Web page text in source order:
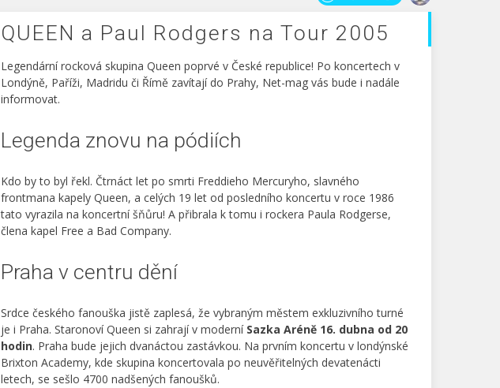
QUEEN a Paul Rodgers na Tour 2005
Legendární rocková skupina Queen poprvé v České republice! Po koncertech v
Londýně, Paříži, Madridu či Římě zavítají do Prahy, Net-mag vás bude i nadále
informovat.
Legenda znovu na pódiích
Kdo by to byl řekl. Čtrnáct let po smrti Freddieho Mercuryho, slavného
frontmana kapely Queen, a celých 19 let od posledního koncertu v roce 1986
tato vyrazila na koncertní šňůru! A přibrala k tomu i rockera Paula Rodgerse,
člena kapel Free a Bad Company.
Praha v centru dění
Srdce českého fanouška jistě zaplesá, že vybraným městem exkluzivního turné
je i Praha. Staronoví Queen si zahrají v moderní Sazka Aréně 16. dubna od 20
hodin. Praha bude jejich dvanáctou zastávkou. Na prvním koncertu v londýnské
Brixton Academy, kde skupina koncertovala po neuvěřitelných devatenácti
letech, se sešlo 4700 nadšených fanoušků.